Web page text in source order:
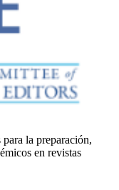
la preparación,
en revistas